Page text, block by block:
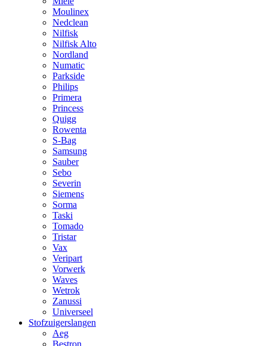
Moulinex
Nedclean
Nilfisk
Nilfisk Alto
Nordland
Numatic
Parkside
Philips
Primera
Princess
Quigg
Rowenta
S-Bag
Samsung
Sauber
Sebo
Severin
Siemens
Sorma
Taski
Tomado
Tristar
Vax
Veripart
Vorwerk
Waves
Wetrok
Zanussi
Universeel
Stofzuigerslangen
Aeg
Bestron